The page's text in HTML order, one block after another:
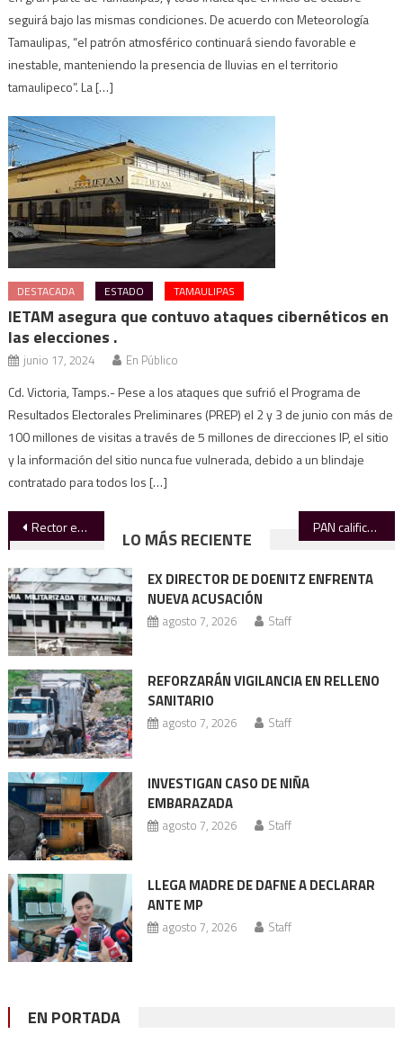
seguirá bajo las mismas condiciones. De acuerdo con Meteorología
Tamaulipas, “el patrón atmosférico continuará siendo favorable e
inestable, manteniendo la presencia de lluvias en el territorio
tamaulipeco”. La […]
DESTACADA ESTADO TAMAULIPAS
IETAM asegura que contuvo ataques cibernéticos en
las elecciones .
junio 17, 2024 En Público
Cd. Victoria, Tamps.- Pese a los ataques que sufrió el Programa de
Resultados Electorales Preliminares (PREP) el 2 y 3 de junio con más de
100 millones de visitas a través de 5 millones de direcciones IP, el sitio
y la información del sitio nunca fue vulnerada, debido a un blindaje
contratado para todos los […]
Navegación
de
entradas
Rector encabeza la inspección de obras en Derecho Victoria PAN califica de persecución el caso contra YAC, ex secretaria de Bienestar Social
LO MÁS RECIENTE
EX DIRECTOR DE DOENITZ ENFRENTA
NUEVA ACUSACIÓN
agosto 7, 2026 Staff
REFORZARÁN VIGILANCIA EN RELLENO
SANITARIO
agosto 7, 2026 Staff
INVESTIGAN CASO DE NIÑA
EMBARAZADA
agosto 7, 2026 Staff
LLEGA MADRE DE DAFNE A DECLARAR
ANTE MP
agosto 7, 2026 Staff
EN PORTADA